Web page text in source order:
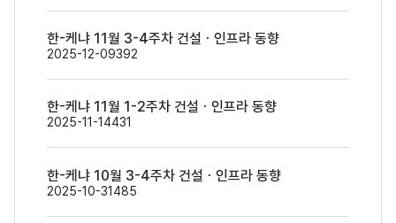
한-케냐 11월 3-4주차 건설ㆍ인프라 동향
2025-12-09392
한-케냐 11월 1-2주차 건설ㆍ인프라 동향
2025-11-14431
한-케냐 10월 3-4주차 건설ㆍ인프라 동향
2025-10-31 485